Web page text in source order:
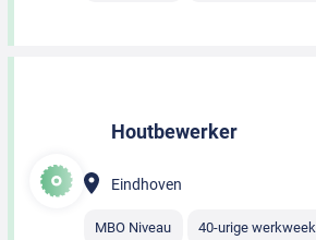
Houtbewerker
Eindhoven
MBO Niveau 40-urige werkweek